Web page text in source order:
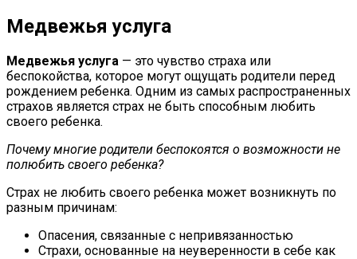
Медвежья услуга
Медвежья услуга — это чувство страха или
беспокойства, которое могут ощущать родители перед
рождением ребенка. Одним из самых распространенных
страхов является страх не быть способным любить
своего ребенка.
Почему многие родители беспокоятся о возможности не
полюбить своего ребенка?
Страх не любить своего ребенка может возникнуть по
разным причинам:
Опасения, связанные с непривязанностью
Страхи, основанные на неуверенности в себе как